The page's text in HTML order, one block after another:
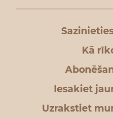
Kā
Iesakiet
Uzrakstiet